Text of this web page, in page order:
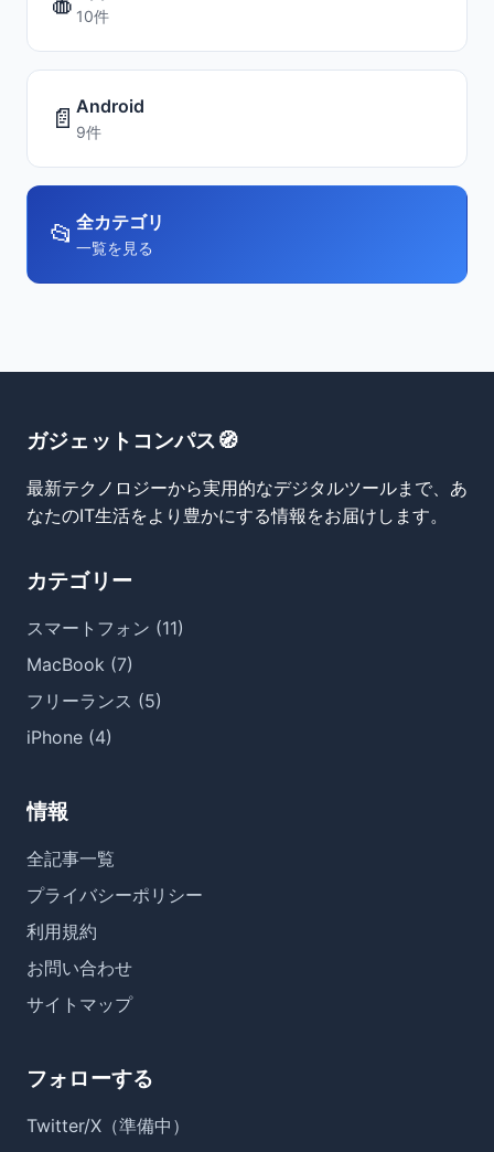
10件
📄 Android
9件
📂 全カテゴリ
一覧を見る
ガジェットコンパス🧭
最新テクノロジーから実用的なデジタルツールまで、あ
なたのIT生活をより豊かにする情報をお届けします。
カテゴリー
スマートフォン (11)
MacBook (7)
フリーランス (5)
iPhone (4)
情報
全記事一覧
プライバシーポリシー
利用規約
お問い合わせ
サイトマップ
フォローする
Twitter/X（準備中）